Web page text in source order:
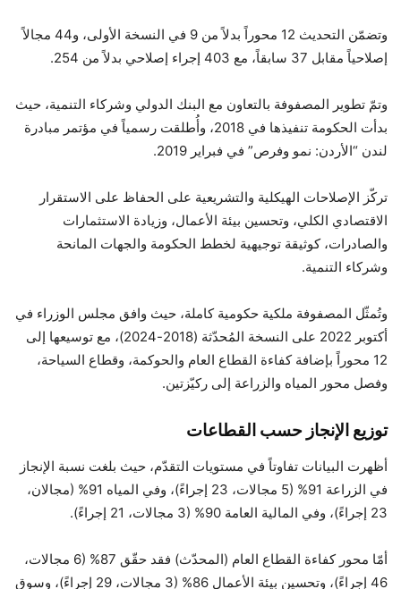
وتضمّن التحديث 12 محوراً بدلاً من 9 في النسخة الأولى، و44 مجالاً
إصلاحياً مقابل 37 سابقاً، مع 403 إجراء إصلاحي بدلاً من 254.
وتمّ تطوير المصفوفة بالتعاون مع البنك الدولي وشركاء التنمية، حيث
بدأت الحكومة تنفيذها في 2018، وأُطلقت رسمياً في مؤتمر مبادرة
لندن “الأردن: نمو وفرص” في فبراير 2019.
تركّز الإصلاحات الهيكلية والتشريعية على الحفاظ على الاستقرار
الاقتصادي الكلي، وتحسين بيئة الأعمال، وزيادة الاستثمارات
والصادرات، كوثيقة توجيهية لخطط الحكومة والجهات المانحة
وشركاء التنمية.
وتُمثّل المصفوفة ملكية حكومية كاملة، حيث وافق مجلس الوزراء في
أكتوبر 2022 على النسخة المُحدّثة (2018-2024)، مع توسيعها إلى
12 محوراً بإضافة كفاءة القطاع العام والحوكمة، وقطاع السياحة،
وفصل محور المياه والزراعة إلى ركيّزتين.
توزيع الإنجاز حسب القطاعات
أظهرت البيانات تفاوتاً في مستويات التقدّم، حيث بلغت نسبة الإنجاز
في الزراعة 91% (5 مجالات، 23 إجراءً)، وفي المياه 91% (مجالان،
23 إجراءً)، وفي المالية العامة 90% (3 مجالات، 21 إجراءً).
أمّا محور كفاءة القطاع العام (المحدّث) فقد حقّق 87% (6 مجالات،
46 إجراءً)، وتحسين بيئة الأعمال 86% (3 مجالات، 29 إجراءً)، وسوق